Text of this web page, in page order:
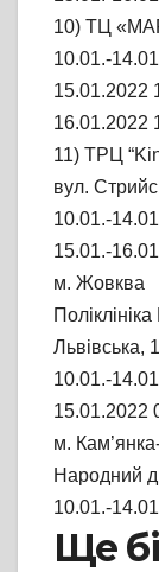
10) ТЦ
10.01.-
15.01.2022
16.01.2022
11) ТРЦ
вул.
10.01.-
15.01.-
м. Жовква
Львівська,
10.01.-
15.01.2022
м.
Народний
10.01.-
Ще